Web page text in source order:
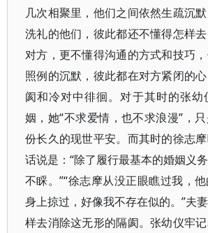
几次相聚里，他们之间依然生疏沉
洗礼的他们，彼此都还不懂得怎样
对方，更不懂得沟通的方式和技巧
照例的沉默，彼此都在对方紧闭的
阂和冷对中徘徊。对于其时的张幼
姻，她“不求爱情，也不求浪漫”，
份长久的现世平安。而其时的徐志
话说是：“除了履行最基本的婚姻义
不睬。”“徐志摩从没正眼瞧过我，
身上掠过，好像我不存在似的。”夫
样去消除这无形的隔阂。张幼仪牢